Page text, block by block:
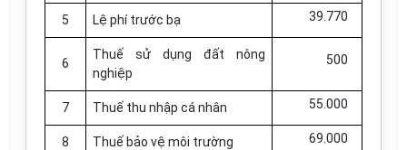
5 Lệ phí trước bạ 39.770
6
Thuế sử dụng đất nông
nghiệp
500
7 Thuế thu nhập cá nhân 55.000
8 Thuế bảo vệ môi trường 69.000